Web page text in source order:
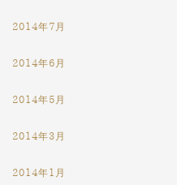
2014年7月
2014年6月
2014年5月
2014年3月
2014年1月